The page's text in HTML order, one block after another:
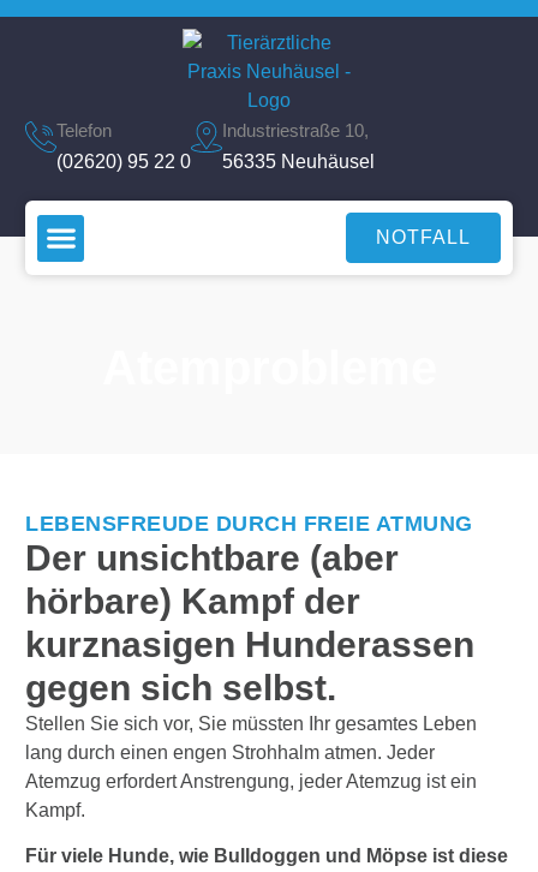
Telefon
(02620) 95 22 0
Industriestraße 10,
56335 Neuhäusel
NOTFALL
LEBENSFREUDE DURCH FREIE ATMUNG
Der unsichtbare (aber
hörbare) Kampf der
kurznasigen Hunderassen
gegen sich selbst.
Stellen Sie sich vor, Sie müssten Ihr gesamtes Leben
lang durch einen engen Strohhalm atmen. Jeder
Atemzug erfordert Anstrengung, jeder Atemzug ist ein
Kampf.
Für viele Hunde, wie Bulldoggen und Möpse ist diese